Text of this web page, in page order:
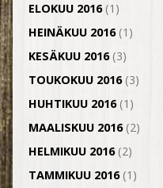
ELOKUU 2016(1)
HEINÄKUU 2016(1)
KESÄKUU 2016(3)
TOUKOKUU 2016(3)
HUHTIKUU 2016(1)
MAALISKUU 2016(2)
HELMIKUU 2016(2)
TAMMIKUU 2016(1)